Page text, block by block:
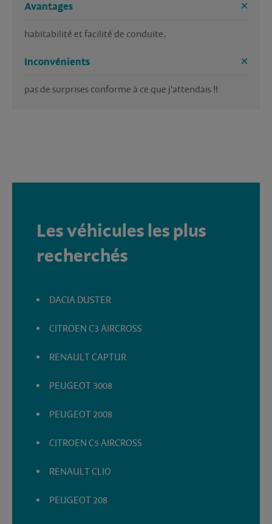
Avantages
habitabilité et facilité de conduite.
Inconvénients
pas de surprises conforme à ce que j'attendais !!
Les véhicules les plus
recherchés
DACIA DUSTER
CITROEN C3 AIRCROSS
RENAULT CAPTUR
PEUGEOT 3008
PEUGEOT 2008
CITROEN C5 AIRCROSS
RENAULT CLIO
PEUGEOT 208